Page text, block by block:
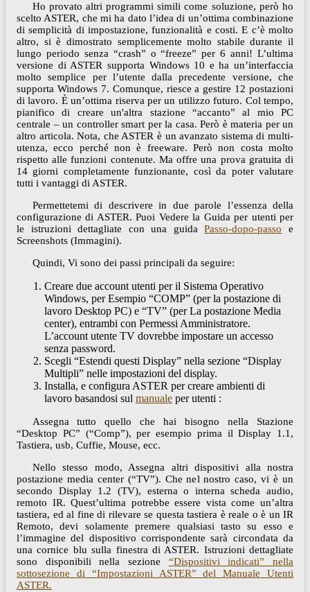
Ho provato altri programmi simili come soluzione, però ho
scelto ASTER, che mi ha dato l’idea di un’ottima combinazione
di semplicità di impostazione, funzionalità e costi. E c’è molto
altro, si è dimostrato semplicemente molto stabile durante il
lungo periodo senza “crash” o “freeze” per 6 anni! L’ultima
versione di ASTER supporta Windows 10 e ha un’interfaccia
molto semplice per l’utente dalla precedente versione, che
supporta Windows 7. Comunque, riesce a gestire 12 postazioni
di lavoro. È un’ottima riserva per un utilizzo futuro. Col tempo,
pianifico di creare un'altra stazione “accanto” al mio PC
centrale – un controller smart per la casa. Però è materia per un
altro articola. Nota, che ASTER è un avanzato sistema di multi-
utenza, ecco perché non è freeware. Però non costa molto
rispetto alle funzioni contenute. Ma offre una prova gratuita di
14 giorni completamente funzionante, così da poter valutare
tutti i vantaggi di ASTER.
Permettetemi di descrivere in due parole l’essenza della
configurazione di ASTER. Puoi Vedere la Guida per utenti per
le istruzioni dettagliate con una guidaPasso-dopo-passo e
Screenshots (Immagini).
Quindi, Vi sono dei passi principali da seguire:
Creare due account utenti per il Sistema Operativo
Windows, per Esempio “COMP” (per la postazione di
lavoro Desktop PC) e “TV” (per La postazione Media
center), entrambi con Permessi Amministratore.
L’account utente TV dovrebbe impostare un accesso
senza password.
Scegli “Estendi questi Display” nella sezione “Display
Multipli” nelle impostazioni del display.
Installa, e configura ASTER per creare ambienti di
lavoro basandosi sul manuale per utenti :
Assegna tutto quello che hai bisogno nella Stazione
“Desktop PC” (“Comp”), per esempio prima il Display 1.1,
Tastiera, usb, Cuffie, Mouse, ecc.
Nello stesso modo, Assegna altri dispositivi alla nostra
postazione media center (“TV”). Che nel nostro caso, vi è un
secondo Display 1.2 (TV), esterna o interna scheda audio,
remoto IR. Quest’ultima potrebbe essere vista come un’altra
tastiera, ed al fine di rilevare se questa tastiera è reale o è un IR
Remoto, devi solamente premere qualsiasi tasto su esso e
l’immagine del dispositivo corrispondente sarà circondata da
una cornice blu sulla finestra di ASTER. Istruzioni dettagliate
sono disponibili nella sezione “Dispositivi indicati” nella
sottosezione di “Impostazioni ASTER” del Manuale Utenti
ASTER.